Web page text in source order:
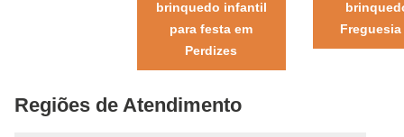
brinquedo infantil
para festa em
Perdizes
Freguesia
Regiões de Atendimento